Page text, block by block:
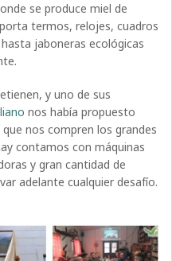
se produce miel de
termos, relojes, cuadros
jaboneras ecológicas
y uno de sus
nos había propuesto
nos compren los grandes
contamos con máquinas
y gran cantidad de
adelante cualquier desafío.